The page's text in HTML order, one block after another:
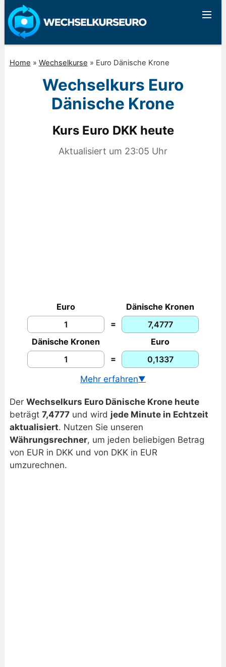
Home » Wechselkurse » Euro Dänische Krone
Wechselkurs Euro
Dänische Krone
Kurs Euro DKK heute
Aktualisiert um 23:05 Uhr
Euro
Dänische Kronen
=
Dänische Kronen
Euro
=
Mehr erfahren▼
USD/DKK Echtzeitkurs
Chart Euro/Dänische Krone
EUR/DKK Historisch
Der Wechselkurs Euro Dänische Krone heute
beträgt 7,4777und wird jede Minute in Echtzeit
aktualisiert. Nutzen Sie unseren
Währungsrechner, um jeden beliebigen Betrag
von EUR in DKK und von DKK in EUR
umzurechnen.